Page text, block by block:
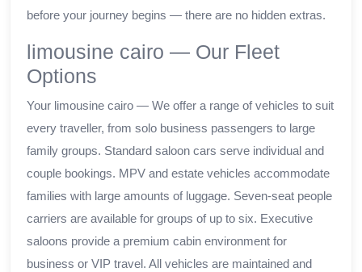
before your journey begins — there are no hidden extras.
limousine cairo — Our Fleet
Options
Your limousine cairo — We offer a range of vehicles to suit
every traveller, from solo business passengers to large
family groups. Standard saloon cars serve individual and
couple bookings. MPV and estate vehicles accommodate
families with large amounts of luggage. Seven-seat people
carriers are available for groups of up to six. Executive
saloons provide a premium cabin environment for
business or VIP travel. All vehicles are maintained and